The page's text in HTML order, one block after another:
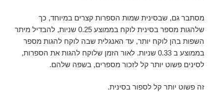
מסתבר גם, שבסינית שמות הספרות קצרים במיוחד, כך
שלהגות מספר בסינית לוקח בממוצע 0.25 שניות, להבדיל מיתר
השפות בהן לוקח יותר, עד האנגלית שבה לוקח להגות מספר
בממוצע ב 0.33 שניות. לאור הזמן שלוקח להגות את הספרות,
לסינים פשוט יותר קל לזכור מספרים, בשפה שלהם.
זה פשוט יותר קל לספור בסינית.